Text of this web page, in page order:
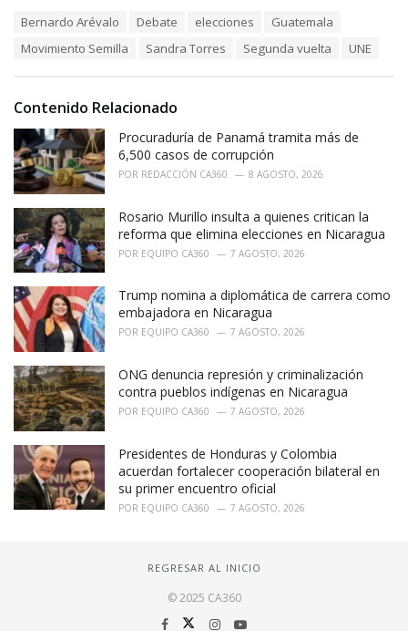
i
:
Bernardo Arévalo Debate elecciones
Guatemala
Movimiento Semilla
Sandra Torres Segunda vuelta UNE
Contenido Relacionado
Procuraduría de Panamá tramita más de
6,500 casos de corrupción
POR REDACCIÓN CA360 8 AGOSTO, 2026
Rosario Murillo insulta a quienes critican la
reforma que elimina elecciones en Nicaragua
POR EQUIPO CA360 7 AGOSTO, 2026
Trump nomina a diplomática de carrera como
embajadora en Nicaragua
POR EQUIPO CA360 7 AGOSTO, 2026
ONG denuncia represión y criminalización
contra pueblos indígenas en Nicaragua
POR EQUIPO CA360 7 AGOSTO, 2026
Presidentes de Honduras y Colombia
acuerdan fortalecer cooperación bilateral en
su primer encuentro oficial
POR EQUIPO CA360 7 AGOSTO, 2026
REGRESAR AL INICIO
© 2025 CA360